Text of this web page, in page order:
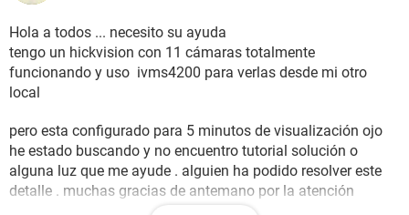
Hola a todos ... necesito su ayuda
tengo un hickvision con 11 cámaras totalmente
funcionando y uso ivms4200 para verlas desde mi otro
local
pero esta configurado para 5 minutos de visualización ojo
he estado buscando y no encuentro tutorial solución o
alguna luz que me ayude . alguien ha podido resolver este
detalle . muchas gracias de antemano por la atención